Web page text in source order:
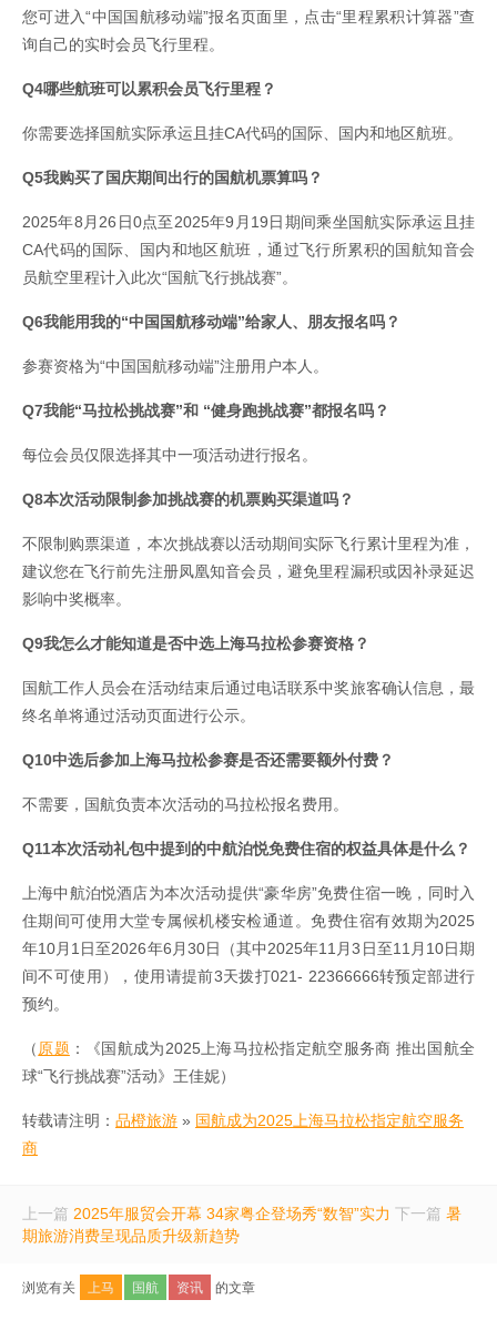
您可进入“中国国航移动端”报名页面里，点击“里程累积计算器”查
询自己的实时会员飞行里程。
Q4哪些航班可以累积会员飞行里程？
你需要选择国航实际承运且挂CA代码的国际、国内和地区航班。
Q5我购买了国庆期间出行的国航机票算吗？
2025年8月26日0点至2025年9月19日期间乘坐国航实际承运且挂
CA代码的国际、国内和地区航班，通过飞行所累积的国航知音会
员航空里程计入此次“国航飞行挑战赛”。
Q6我能用我的“中国国航移动端”给家人、朋友报名吗？
参赛资格为“中国国航移动端”注册用户本人。
Q7我能“马拉松挑战赛”和 “健身跑挑战赛”都报名吗？
每位会员仅限选择其中一项活动进行报名。
Q8本次活动限制参加挑战赛的机票购买渠道吗？
不限制购票渠道，本次挑战赛以活动期间实际飞行累计里程为准，
建议您在飞行前先注册凤凰知音会员，避免里程漏积或因补录延迟
影响中奖概率。
Q9我怎么才能知道是否中选上海马拉松参赛资格？
国航工作人员会在活动结束后通过电话联系中奖旅客确认信息，最
终名单将通过活动页面进行公示。
Q10中选后参加上海马拉松参赛是否还需要额外付费？
不需要，国航负责本次活动的马拉松报名费用。
Q11本次活动礼包中提到的中航泊悦免费住宿的权益具体是什么？
上海中航泊悦酒店为本次活动提供“豪华房”免费住宿一晚，同时入
住期间可使用大堂专属候机楼安检通道。免费住宿有效期为2025
年10月1日至2026年6月30日（其中2025年11月3日至11月10日期
间不可使用），使用请提前3天拨打021- 22366666转预定部进行
预约。
（原题 ：《国航成为2025上海马拉松指定航空服务商 推出国航全
球“飞行挑战赛”活动》王佳妮）
转载请注明： 品橙旅游 » 国航成为2025上海马拉松指定航空服务
商
上一篇 2025年服贸会开幕 34家粤企登场秀“数智”实力 下一篇 暑
期旅游消费呈现品质升级新趋势
浏览有关 上马 国航 资讯 的文章